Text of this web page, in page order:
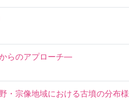
らのアプローチ―
・宗像地域における古墳の分布様